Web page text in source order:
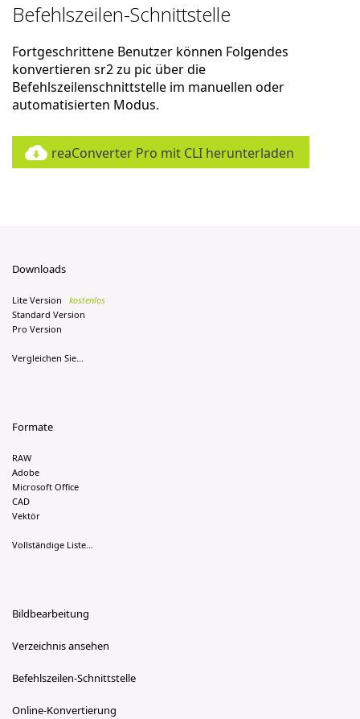
Befehlszeilen-Schnittstelle
Fortgeschrittene Benutzer können Folgendes
konvertieren sr2 zu pic über die
Befehlszeilenschnittstelle im manuellen oder
automatisierten Modus.
reaConverter Pro mit CLI herunterladen
Downloads
Lite Version
kostenlos
Standard Version
Pro Version
Vergleichen Sie...
Formate
RAW
Adobe
Microsoft Office
CAD
Vektör
Vollständige Liste...
Bildbearbeitung
Verzeichnis ansehen
Befehlszeilen-Schnittstelle
Online-Konvertierung